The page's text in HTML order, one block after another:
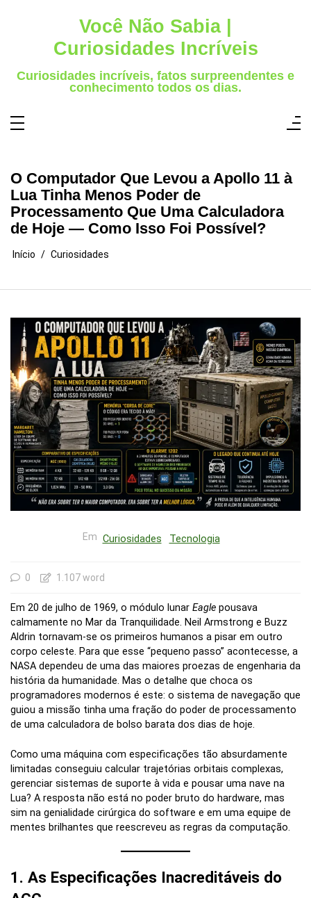
Você Não Sabia |
Curiosidades Incríveis
Curiosidades incríveis, fatos surpreendentes e
conhecimento todos os dias.
O Computador Que Levou a Apollo 11 à
Lua Tinha Menos Poder de
Processamento Que Uma Calculadora
de Hoje — Como Isso Foi Possível?
Início Curiosidades
Em Curiosidades Tecnologia
0 1.107 word
Em 20 de julho de 1969, o módulo lunar Eagle pousava
calmamente no Mar da Tranquilidade. Neil Armstrong e Buzz
Aldrin tornavam-se os primeiros humanos a pisar em outro
corpo celeste. Para que esse “pequeno passo” acontecesse, a
NASA dependeu de uma das maiores proezas de engenharia da
história da humanidade. Mas o detalhe que choca os
programadores modernos é este: o sistema de navegação que
guiou a missão tinha uma fração do poder de processamento
de uma calculadora de bolso barata dos dias de hoje.
Como uma máquina com especificações tão absurdamente
limitadas conseguiu calcular trajetórias orbitais complexas,
gerenciar sistemas de suporte à vida e pousar uma nave na
Lua? A resposta não está no poder bruto do hardware, mas
sim na genialidade cirúrgica do software e em uma equipe de
mentes brilhantes que reescreveu as regras da computação.
1. As Especificações Inacreditáveis do